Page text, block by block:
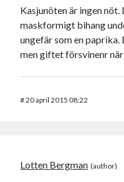
Kasjunöten är ingen
maskformigt bihang
ungefär som en
men giftet försvinenr när
#20 april 2015 08:22
Lotten Bergman